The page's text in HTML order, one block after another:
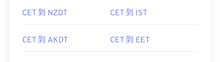
CET 到 NZDT CET 到 IST
CET 到 AKDT CET 到 EET